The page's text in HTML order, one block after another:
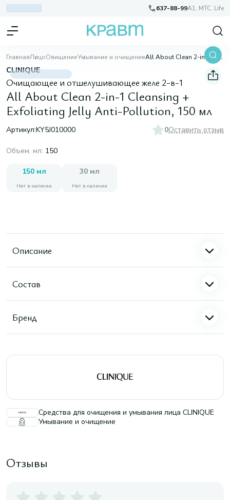
637-88-99A1, МТС, Life
ГлавнаяЛицоОчищениеУмывание и очищение All About Clean 2-in-1 Cleansing + Exfoliating Jelly Anti-Pollution, 150 мл
CLINIQUE
Очищающее и отшелушивающее желе 2-в-1
All About Clean 2-in-1 Cleansing +
Exfoliating Jelly Anti-Pollution, 150 мл
Артикул:KY5J010000 0Оставить отзыв
Объем, мл: 150
150 мл
Нет в наличии
30 мл
Нет в наличии
Описание
Состав
Бренд
Средства для очищения и умывания лица CLINIQUE
Умывание и очищение
Отзывы